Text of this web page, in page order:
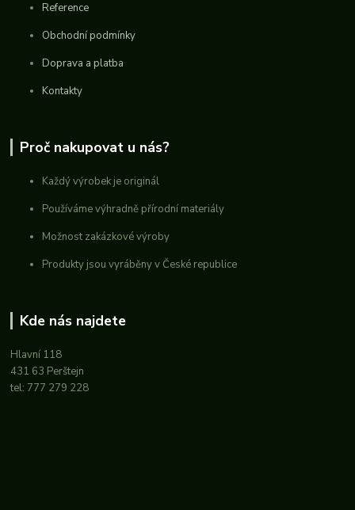
Reference
Obchodní podmínky
Doprava a platba
Kontakty
Proč nakupovat u nás?
Každý výrobek je originál
Používáme výhradně přírodní materiály
Možnost zakázkové výroby
Produkty jsou vyráběny v České republice
Kde nás najdete
Hlavní 118
431 63 Perštejn
tel: 777 279 228